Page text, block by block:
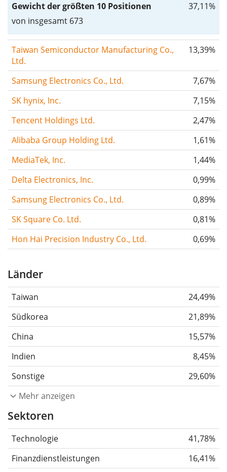
Gewicht der größten 10 Positionen
von insgesamt 673
37,11%
Taiwan Semiconductor Manufacturing Co.,
Ltd.
13,39%
Samsung Electronics Co., Ltd.
7,67%
SK hynix, Inc.
7,15%
Tencent Holdings Ltd.
2,47%
Alibaba Group Holding Ltd.
1,61%
MediaTek, Inc.
1,44%
Delta Electronics, Inc.
0,99%
Samsung Electronics Co., Ltd.
0,89%
SK Square Co. Ltd.
0,81%
Hon Hai Precision Industry Co., Ltd.
0,69%
Länder
Taiwan
24,49%
Südkorea
21,89%
China
15,57%
Indien
8,45%
Sonstige
29,60%
Mehr anzeigen
Sektoren
Technologie
41,78%
Finanzdienstleistungen
16,41%